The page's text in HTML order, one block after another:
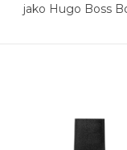
jako Hugo Boss